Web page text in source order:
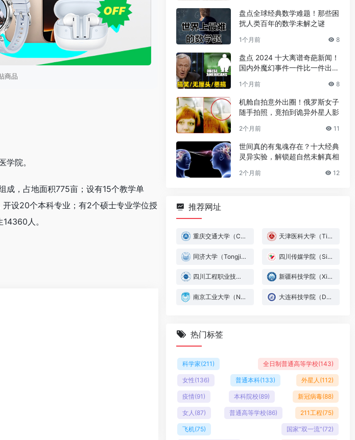
商品
院。
成，占地面积775亩；设有15个教学单
设20个本科专业；有2个硕士专业学位授
人。
盘点全球经典数学难题！那些困
扰人类百年的数学未解之谜
1个月前 8
盘点 2024 十大离谱奇葩新闻！
国内外魔幻事件一件比一件出人
1个月前 8
机舱自拍意外出圈！俄罗斯女子
随手拍照，竟拍到诡异外星人影
2个月前 11
世间真的有鬼魂存在？十大经典
灵异实验，解锁超自然未解真相
2个月前 12
推荐网址
重庆交通大学（Chongqing Jiaotong University） 天津医科大学（Tianjin Medical University）
同济大学（Tongji University） 四川传媒学院（Sichuan University of Media and Communications）
四川工程职业技术大学（Sichuan Polytechnic University） 新疆科技学院（Xinjiang College of Science & Technology）
南京工业大学（Nanjing Tech University） 大连科技学院（Dalian University of Science and Technology）
热门标签
科学家(211) 全日制普通高等学校(143)
女性(136) 普通本科(133) 外星人 (112)
疫情(91) 本科院校(89) 新冠病毒(88)
女人 (87) 普通高等学校(86) 211工程(75)
飞机(75) 国家“双一流”(72)